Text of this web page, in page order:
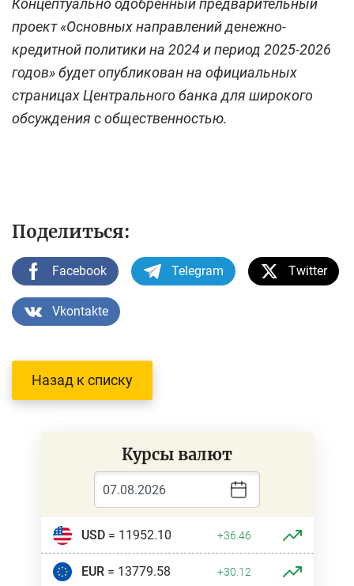
Концептуально одобренный предварительный
проект «Основных направлений денежно-
кредитной политики на 2024 и период 2025-2026
годов» будет опубликован на официальных
страницах Центрального банка для широкого
обсуждения с общественностью.
Поделиться:
Facebook Telegram Twitter
Vkontakte
Назад к списку
Курсы валют
USD= 11952.10 +36.46
EUR= 13779.58 +30.12